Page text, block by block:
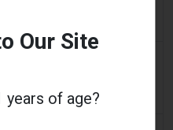
wurden
Our Site
years of age?